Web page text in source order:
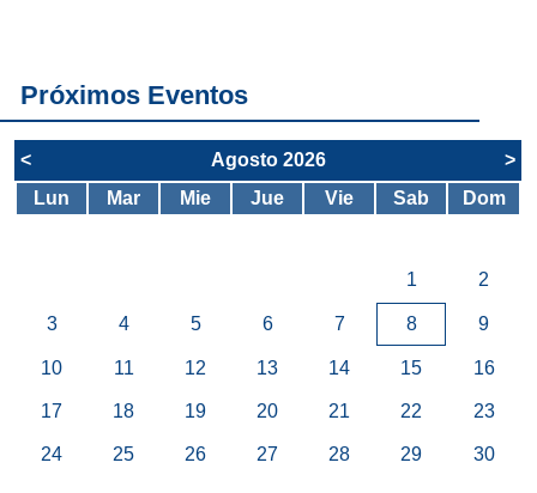
Próximos Eventos
< Agosto 2026
>
Lun
Mar Mie Jue Vie Sab Dom
1 2
3 4 5 6 7 8 9
10 11 12 13 14 15 16
17 18 19 20 21 22 23
24 25 26 27 28 29 30